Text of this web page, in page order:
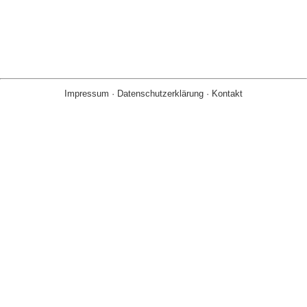
Impressum · Datenschutzerklärung · Kontakt